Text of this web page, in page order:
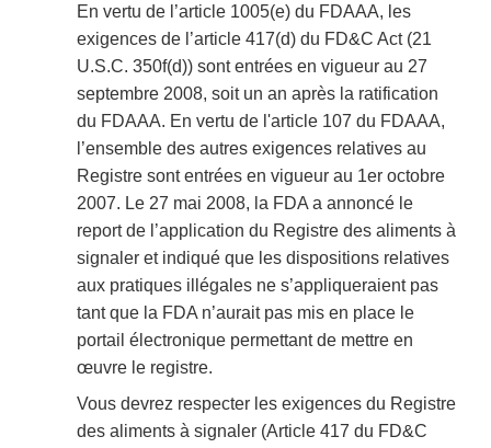
En vertu de l’article 1005(e) du FDAAA, les
exigences de l’article 417(d) du FD&C Act (21
U.S.C. 350f(d)) sont entrées en vigueur au 27
septembre 2008, soit un an après la ratification
du FDAAA. En vertu de l'article 107 du FDAAA,
l’ensemble des autres exigences relatives au
Registre sont entrées en vigueur au 1er octobre
2007. Le 27 mai 2008, la FDA a annoncé le
report de l’application du Registre des aliments à
signaler et indiqué que les dispositions relatives
aux pratiques illégales ne s’appliqueraient pas
tant que la FDA n’aurait pas mis en place le
portail électronique permettant de mettre en
œuvre le registre.
Vous devrez respecter les exigences du Registre
des aliments à signaler (Article 417 du FD&C